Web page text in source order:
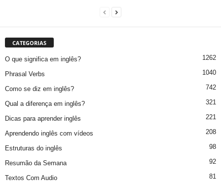
CATEGORIAS
O que significa em inglês? 1262
Phrasal Verbs 1040
Como se diz em inglês? 742
Qual a diferença em inglês? 321
Dicas para aprender inglês 221
Aprendendo inglês com vídeos 208
Estruturas do inglês 98
Resumão da Semana 92
Textos Com Audio 81